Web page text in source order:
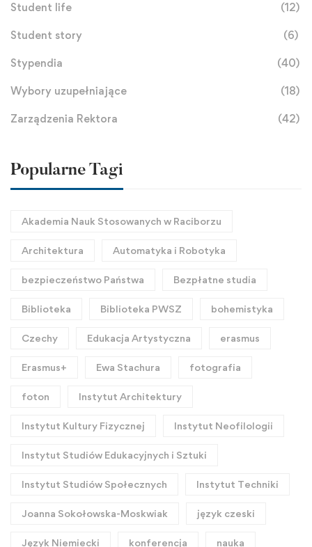
Student life (12)
Student story (6)
Stypendia (40)
Wybory uzupełniające (18)
Zarządzenia Rektora (42)
Popularne Tagi
Akademia Nauk Stosowanych w Raciborzu
Architektura Automatyka i Robotyka
bezpieczeństwo Państwa Bezpłatne studia
Biblioteka Biblioteka PWSZ bohemistyka
Czechy Edukacja Artystyczna erasmus
Erasmus+ Ewa Stachura fotografia
foton Instytut Architektury
Instytut Kultury Fizycznej Instytut Neofilologii
Instytut Studiów Edukacyjnych i Sztuki
Instytut Studiów Społecznych Instytut Techniki
Joanna Sokołowska-Moskwiak język czeski
Język Niemiecki konferencja nauka